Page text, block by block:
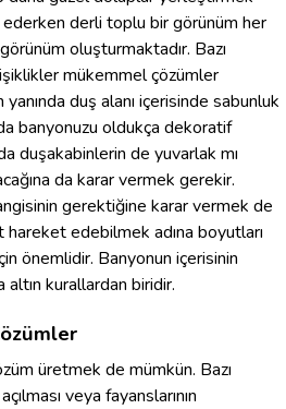
derli toplu bir görünüm her
oluşturmaktadır. Bazı
mükemmel çözümler
duş alanı içerisinde sabunluk
banyonuzu oldukça dekoratif
duşakabinlerin de yuvarlak mı
da karar vermek gerekir.
gerektiğine karar vermek de
hareket edebilmek adına boyutları
önemlidir. Banyonun içerisinin
altın kurallardan biridir.
üretmek de mümkün. Bazı
veya fayanslarının